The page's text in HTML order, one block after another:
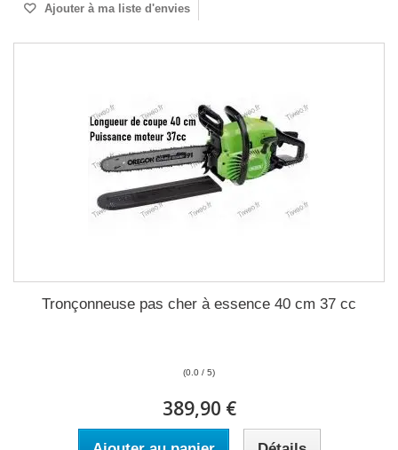
Ajouter à ma liste d'envies
Tronçonneuse pas cher à essence 40 cm 37 cc
(0.0 / 5)
389,90 €